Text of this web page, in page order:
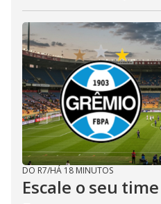
DO R7/HÁ 18 MINUTOS
Escale o seu